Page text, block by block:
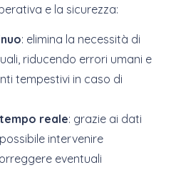
e la sicurezza:
: elimina la necessità di
riducendo errori umani e
tempestivi in caso di
reale: grazie ai dati
intervenire
eventuali